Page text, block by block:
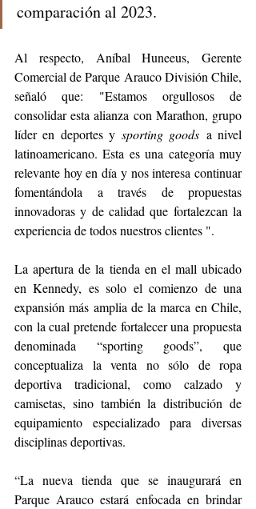
comparación al 2023.
Al respecto, Aníbal Huneeus, Gerente
Comercial de Parque Arauco División Chile,
señaló que: "Estamos orgullosos de
consolidar esta alianza con Marathon, grupo
líder en deportes y sporting goods a nivel
latinoamericano. Esta es una categoría muy
relevante hoy en día y nos interesa continuar
fomentándola a través de propuestas
innovadoras y de calidad que fortalezcan la
experiencia de todos nuestros clientes ".
La apertura de la tienda en el mall ubicado
en Kennedy, es solo el comienzo de una
expansión más amplia de la marca en Chile,
con la cual pretende fortalecer una propuesta
denominada “sporting goods”, que
conceptualiza la venta no sólo de ropa
deportiva tradicional, como calzado y
camisetas, sino también la distribución de
equipamiento especializado para diversas
disciplinas deportivas.
“La nueva tienda que se inaugurará en
Parque Arauco estará enfocada en brindar